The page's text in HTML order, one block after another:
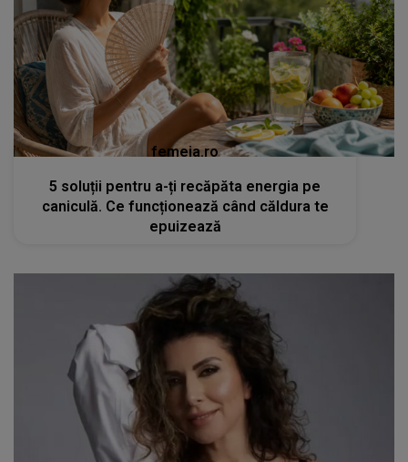
femeia.ro
5 soluții pentru a-ți recăpăta energia pe
caniculă. Ce funcționează când căldura te
epuizează